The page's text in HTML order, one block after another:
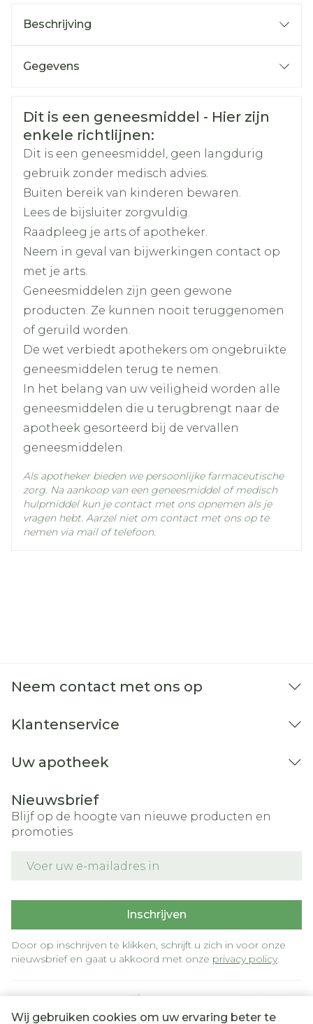
Wij gebruiken cookies om uw ervaring beter te
Beschrijving
Gegevens
Organisaties Boiron
Merken Boiron
Breedte 17 mm
Lengte 62 mm
Diepte 17 mm
Hoeveelheid
Verpakking
4
Behoud
Kamertemperatuur (15°C -
25°C)
Veiligheidsinformatie
Dit is een geneesmiddel - Hier zijn
enkele richtlijnen:
Dit is een geneesmiddel, geen langdurig
gebruik zonder medisch advies.
Buiten bereik van kinderen bewaren.
Lees de bijsluiter zorgvuldig.
Raadpleeg je arts of apotheker.
Neem in geval van bijwerkingen contact op
met je arts.
Geneesmiddelen zijn geen gewone
producten. Ze kunnen nooit teruggenomen
of geruild worden.
De wet verbiedt apothekers om ongebruikte
geneesmiddelen terug te nemen.
In het belang van uw veiligheid worden alle
geneesmiddelen die u terugbrengt naar de
apotheek gesorteerd bij de vervallen
geneesmiddelen.
Als apotheker bieden we persoonlijke farmaceutische
zorg. Na aankoop van een geneesmiddel of medisch
hulpmiddel kun je contact met ons opnemen als je
vragen hebt. Aarzel niet om contact met ons op te
nemen via mail of telefoon.
Neem contact met ons op
Klantenservice
Uw apotheek
Nieuwsbrief
Blijf op de hoogte van nieuwe producten en
promoties
Inschrijven
Door op inschrijven te klikken, schrijft u zich in voor onze
nieuwsbrief en gaat u akkoord met onze privacy policy.